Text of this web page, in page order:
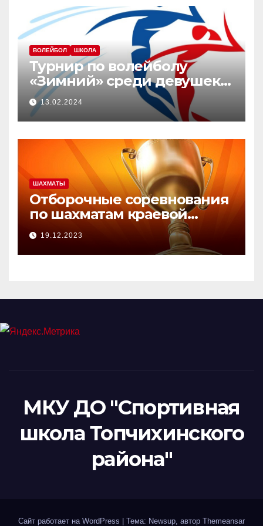
ВОЛЕЙБОЛ ШКОЛА
Турнир по волейболу
«Зимний» среди девушек
2008-2010 г.р.
13.02.2024
ШАХМАТЫ
Отборочные соревнования
по шахматам краевой
зимней Олимпиады.
19.12.2023
МКУ ДО "Спортивная
школа Топчихинского
района"
Сайт работает на WordPress Тема: Newsup, автор Themeansar